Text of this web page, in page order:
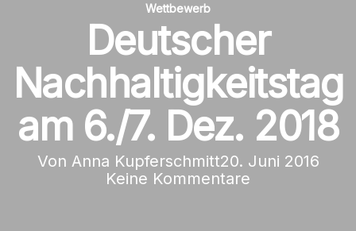
Wettbewerb
Deutscher
Nachhaltigkeitstag
am 6./7. Dez. 2018
Von Anna Kupferschmitt20. Juni 2016
Keine Kommentare